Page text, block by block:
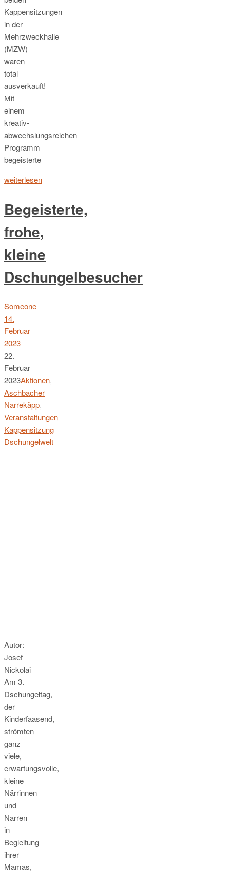
Kappensitzungen
in der
Mehrzweckhalle
(MZW)
waren
total
ausverkauft!
Mit
einem
kreativ-
abwechslungsreichen
Programm
begeisterte
weiterlesen
Begeisterte,
frohe,
kleine
Dschungelbesucher
Someone
14.
Februar
2023
22.
Februar
2023Aktionen,
Aschbacher
Narrekäpp,
Veranstaltungen
Kappensitzung
Dschungelwelt
Autor:
Josef
Nickolai
Am 3.
Dschungeltag,
der
Kinderfaasend,
strömten
ganz
viele,
erwartungsvolle,
kleine
Närrinnen
und
Narren
in
Begleitung
ihrer
Mamas,